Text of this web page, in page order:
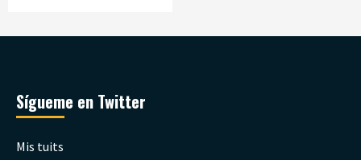
Sígueme en Twitter
Mis tuits